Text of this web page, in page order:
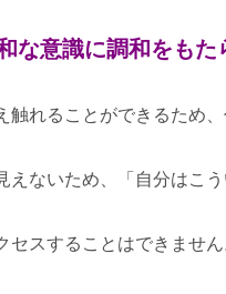
な意識に調和をもた
触れることができるため
えないため、
「自分はこ
スすることはできません